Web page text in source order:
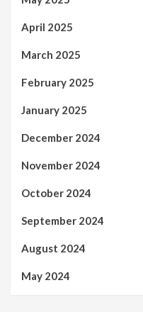
April 2025
March 2025
February 2025
January 2025
December 2024
November 2024
October 2024
September 2024
August 2024
May 2024